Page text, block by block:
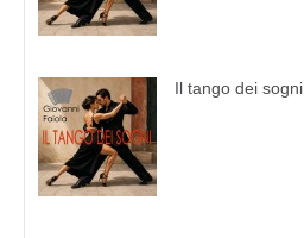
Il tango dei sogni